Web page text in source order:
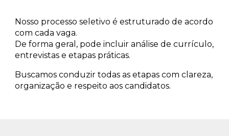
Nosso processo seletivo é estruturado de acordo
com cada vaga.
De forma geral, pode incluir análise de currículo,
entrevistas e etapas práticas.
Buscamos conduzir todas as etapas com clareza,
organização e respeito aos candidatos.